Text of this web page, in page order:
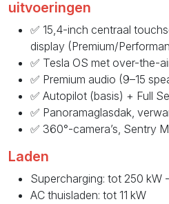
uitvoeringen
✅ 15,4-inch centraal
display (Premium/
✅ Tesla OS met over-the-
✅ Premium audio (9–15
✅ Autopilot (basis) + Full
✅ Panoramaglasdak,
✅ 360°-camera’s, Sentry
Laden
Supercharging: tot 250 kW
AC thuisladen: tot 11 kW